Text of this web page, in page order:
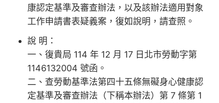
康認定基準及審查辦法，以及該辦法適用對象
工作申請書表疑義案，復如說明，請查照。
說 明：
一、復貴局 114 年 12 月 17 日北市勞動字第
1146132004 號函。
二、查勞動基準法第四十五條無礙身心健康認
定基準及審查辦法（下稱本辦法）第 7 條第 1